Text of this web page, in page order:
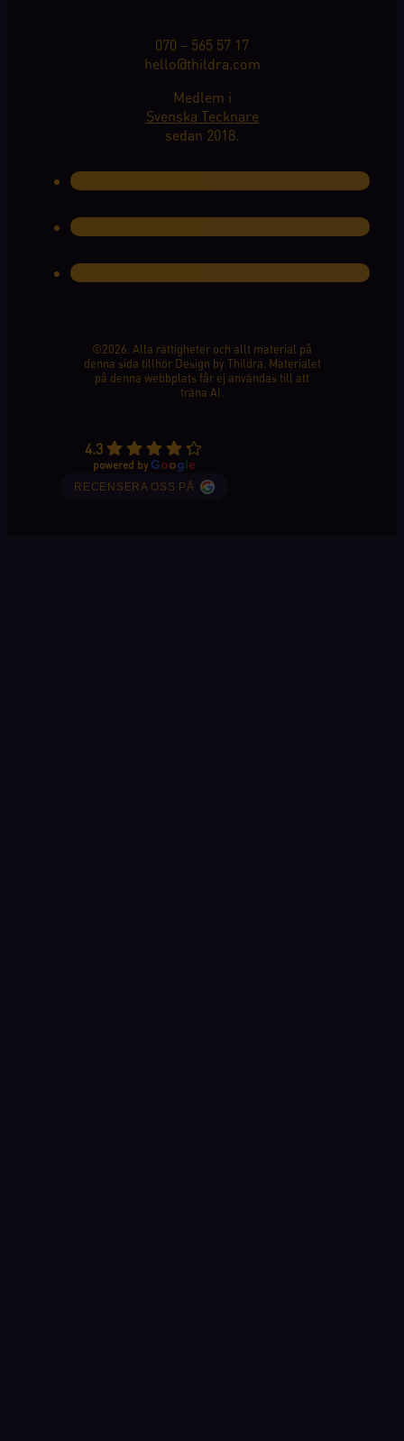
070 – 565 57 17
hello@thildra.com
Medlem i
Svenska Tecknare
sedan 2018.
©2026. Alla rättigheter och allt material på
denna sida tillhör Design by Thildra. Materialet
på denna webbplats får ej användas till att
träna AI.
4.3
powered by Google
RECENSERA OSS PÅ